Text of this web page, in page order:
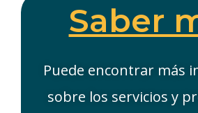
Saber
Puede encontrar más
sobre los servicios y